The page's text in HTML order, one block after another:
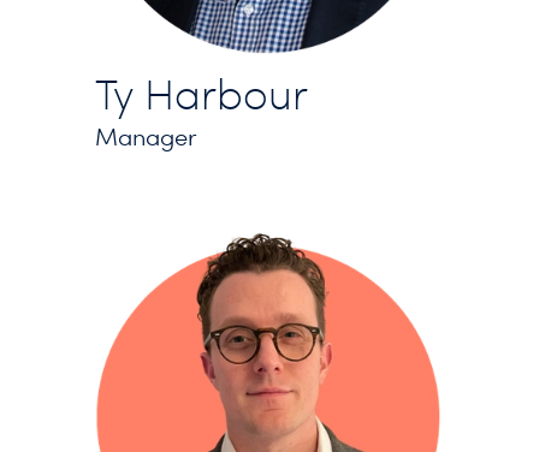
Ty Harbour
Manager